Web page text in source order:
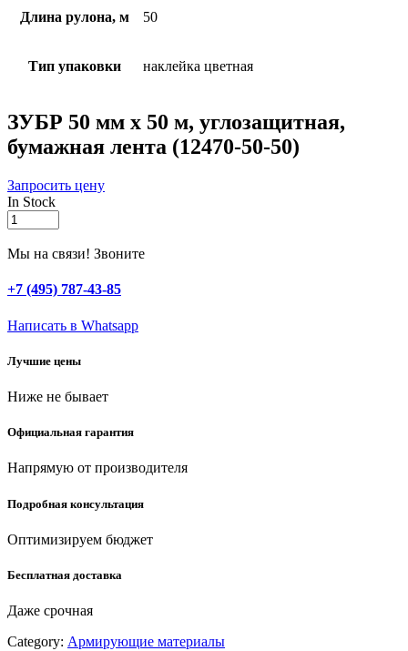
Длина рулона, м 50
Тип упаковки наклейка цветная
ЗУБР 50 мм х 50 м, углозащитная,
бумажная лента (12470-50-50)
Запросить цену
In Stock
ЗУБР
50
мм
50
м,
бумажная
(12470-
50)
Мы на связи! Звоните
+7 (495) 787-43-85
Написать в Whatsapp
Лучшие цены
Ниже не бывает
Официальная гарантия
Напрямую от производителя
Подробная консультация
Оптимизируем бюджет
Бесплатная доставка
Даже срочная
Category: Армирующие материалы